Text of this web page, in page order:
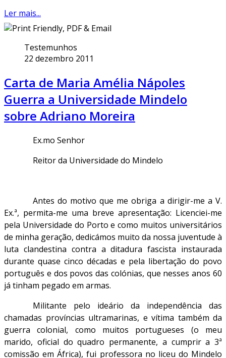
Ler mais...
Testemunhos
22 dezembro 2011
Carta de Maria Amélia Nápoles
Guerra a Universidade Mindelo
sobre Adriano Moreira
Ex.mo Senhor
Reitor da Universidade do Mindelo
Antes do motivo que me obriga a dirigir-me a V.
Ex.ª, permita-me uma breve apresentação: Licenciei-me
pela Universidade do Porto e como muitos universitários
de minha geração, dedicámos muito da nossa juventude à
luta clandestina contra a ditadura fascista instaurada
durante quase cinco décadas e pela libertação do povo
português e dos povos das colónias, que nesses anos 60
já tinham pegado em armas.
Militante pelo ideário da independência das
chamadas províncias ultramarinas, e vítima também da
guerra colonial, como muitos portugueses (o meu
marido, oficial do quadro permanente, a cumprir a 3ª
comissão em África), fui professora no liceu do Mindelo